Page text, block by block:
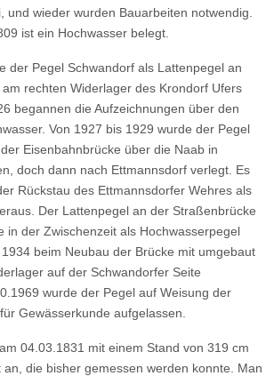
und wieder wurden Bauarbeiten notwendig.
ist ein Hochwasser belegt.
der Pegel Schwandorf als Lattenpegel an
rechten Widerlager des Krondorf Ufers
begannen die Aufzeichnungen über den
Von 1927 bis 1929 wurde der Pegel
Eisenbahnbrücke über die Naab in
doch dann nach Ettmannsdorf verlegt. Es
Rückstau des Ettmannsdorfer Wehres als
Der Lattenpegel an der Straßenbrücke
in der Zwischenzeit als Hochwasserpegel
beim Neubau der Brücke mit umgebaut
auf der Schwandorfer Seite
wurde der Pegel auf Weisung der
Gewässerkunde aufgelassen.
04.03.1831 mit einem Stand von 319 cm
die bisher gemessen werden konnte. Man